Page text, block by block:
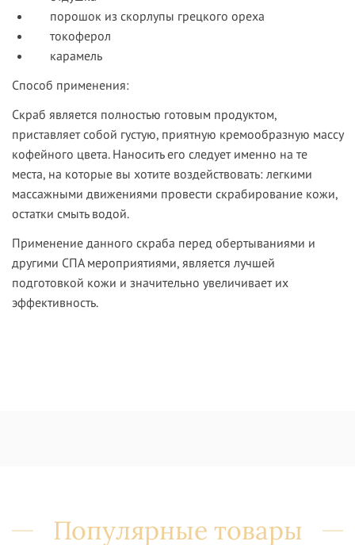
порошок из скорлупы грецкого ореха
токоферол
карамель
Способ применения:
Скраб является полностью готовым продуктом,
приставляет собой густую, приятную кремообразную массу
кофейного цвета. Наносить его следует именно на те
места, на которые вы хотите воздействовать: легкими
массажными движениями провести скрабирование кожи,
остатки смыть водой.
Применение данного скраба перед обертываниями и
другими СПА мероприятиями, является лучшей
подготовкой кожи и значительно увеличивает их
эффективность.
Популярные товары